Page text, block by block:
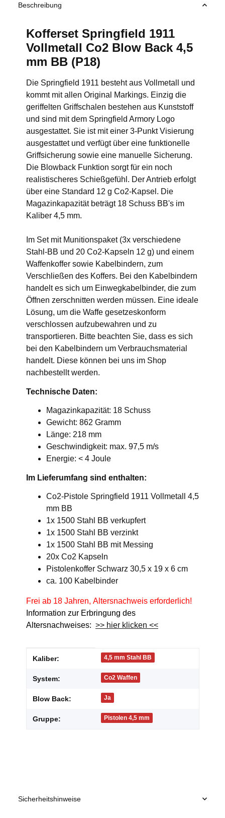
Beschreibung
Kofferset Springfield 1911
Vollmetall Co2 Blow Back 4,5
mm BB (P18)
Die Springfield 1911 besteht aus Vollmetall und
kommt mit allen Original Markings. Einzig die
geriffelten Griffschalen bestehen aus Kunststoff
und sind mit dem Springfield Armory Logo
ausgestattet. Sie ist mit einer 3-Punkt Visierung
ausgestattet und verfügt über eine funktionelle
Griffsicherung sowie eine manuelle Sicherung.
Die Blowback Funktion sorgt für ein noch
realistischeres Schießgefühl. Der Antrieb erfolgt
über eine Standard 12 g Co2-Kapsel. Die
Magazinkapazität beträgt 18 Schuss BB's im
Kaliber 4,5 mm.
Im Set mit Munitionspaket (3x verschiedene
Stahl-BB und 20 Co2-Kapseln 12 g) und einem
Waffenkoffer sowie Kabelbindern, zum
Verschließen des Koffers. Bei den Kabelbindern
handelt es sich um Einwegkabelbinder, die zum
Öffnen zerschnitten werden müssen. Eine ideale
Lösung, um die Waffe gesetzeskonform
verschlossen aufzubewahren und zu
transportieren. Bitte beachten Sie, dass es sich
bei den Kabelbindern um Verbrauchsmaterial
handelt. Diese können bei uns im Shop
nachbestellt werden.
Technische Daten:
Magazinkapazität: 18 Schuss
Gewicht: 862 Gramm
Länge: 218 mm
Geschwindigkeit: max. 97,5 m/s
Energie: < 4 Joule
Im Lieferumfang sind enthalten:
Co2-Pistole Springfield 1911 Vollmetall 4,5
mm BB
1x 1500 Stahl BB verkupfert
1x 1500 Stahl BB verzinkt
1x 1500 Stahl BB mit Messing
20x Co2 Kapseln
Pistolenkoffer Schwarz 30,5 x 19 x 6 cm
ca. 100 Kabelbinder
Frei ab 18 Jahren, Altersnachweis erforderlich!
Information zur Erbringung des
Altersnachweises: >> hier klicken <<
Produkteigenschaft
Wert
Kaliber: 4,5 mm Stahl BB
System: Co2 Waffen
Blow Back: Ja
Gruppe: Pistolen 4,5 mm
Sicherheitshinweise